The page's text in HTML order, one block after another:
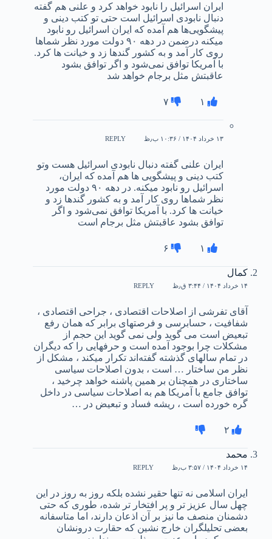
ایران اسرائیل را نابود خواهد کرد و علنی هم گفته
دنبال نابودی اسرائیل است حتی تو کتب دینی و
پیشگویی‌ها هم آمده که ایران اسرائیل رو نابود
میکنه درضمن در دهه ۹۰ دولت مورد نظر شماها
روی کار آمد و به کشور گندها زد و خیانت ها کرد.
با آمریکا توافق نمی‌شود و اگر توافق بشود
عاقبتش مثل برجام خواهد شد
۱ ۷
۱۳ خرداد ۱۴۰۴ / ۱۰:۳۶ ب٫ظ REPLY
ایران علنی گفته دنبال نابودی اسرائیل هست وتو
کتب دینی و پیشگویی ها هم آمده که ایران،
اسرائیل رو نابود میکنه. در دهه ۹۰ دولت مورد
نظر شماها روی کار آمد و به کشور گندها زد و
خیانت ها کرد. با آمریکا توافق نمی‌شود و اگر
توافق بشود عاقبتش مثل برجام است
۱ ۶
کمال
۱۴ خرداد ۱۴۰۴ / ۳:۴۴ ق٫ظ REPLY
آقای تفرشی از اصلاحات اقتصادی ، جراحی اقتصادی ،
شفافیت ، حسابرسی و فرصتهای برابر که همان رفع
تبعیض است می گوید ولی نمی گوید این حجم از
مشکلات چرا بوجود آمده است و حرفهایی را که دیگران
در تمام سالهای گذشته گفته‌اند تکرار میکند ، مشکل از
نظر من ساختار … است ، بدون اصلاحات سیاسی
ساختاری در همچنان بر همین پاشنه خواهد چرخید ،
توافق جامع با آمریکا هم به اصلاحات سیاسی در داخل
گره خورده است ، ریشه فساد و تبعیض در …
۲
محمد
۱۴ خرداد ۱۴۰۴ / ۳:۵۷ ب٫ظ REPLY
ایران اسلامی نه تنها حقیر نشده بلکه روز به روز در این
چهل سال عزیز تر و پر افتخار تر شده، طوری که حتی
دشمنان منصف ما نیز بر آن اذعان دارند، اما متاسفانه
بعضی تحلیلگران خارج نشین که حقارت درونشان